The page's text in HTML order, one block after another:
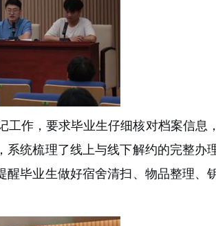
作，要求毕业生仔细核对档案信息
系统梳理了线上与线下解约的完整办
毕业生做好宿舍清扫、物品整理、